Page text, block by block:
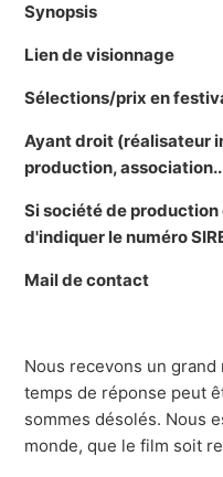
Synopsis
Lien de visionnage
Sélections/prix en
Ayant droit (réalisateur
production,
Si société de
d'indiquer le numéro
Mail de contact
Nous recevons un
temps de réponse peut
sommes désolés. Nous
monde, que le film soit